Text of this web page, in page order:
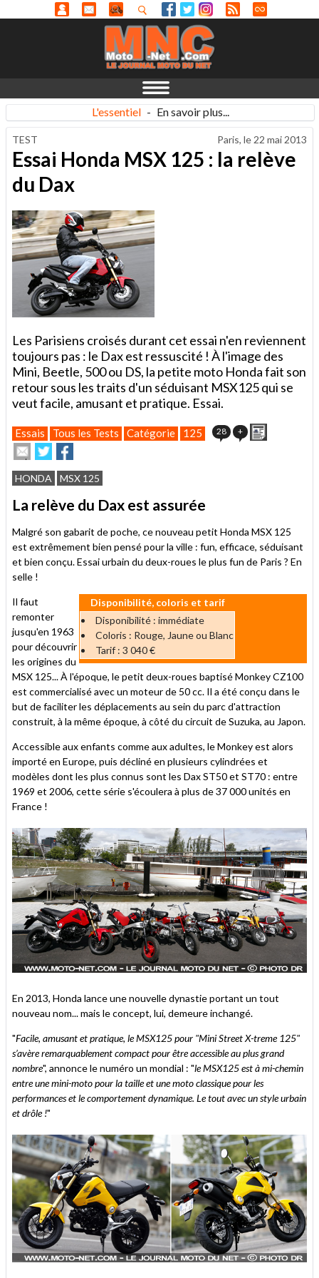
L'essentiel - En savoir plus...
TEST Paris, le 22 mai 2013
Essai Honda MSX 125 : la relève
du Dax
Les Parisiens croisés durant cet essai n'en reviennent
toujours pas : le Dax est ressuscité ! À l'image des
Mini, Beetle, 500 ou DS, la petite moto Honda fait son
retour sous les traits d'un séduisant MSX125 qui se
veut facile, amusant et pratique. Essai.
Essais Tous les Tests Catégorie 125 28 +
Envoyer
cet
article
à
un
ami
Partager
sur
Twitter
sur
Facebook
HONDA MSX 125
La relève du Dax est assurée
Malgré son gabarit de poche, ce nouveau petit Honda MSX 125
est extrêmement bien pensé pour la ville : fun, efficace, séduisant
et bien conçu. Essai urbain du deux-roues le plus fun de Paris ? En
selle !
Disponibilité, coloris et tarif
Disponibilité : immédiate
Coloris : Rouge, Jaune ou Blanc
Tarif : 3 040 €
Il faut
remonter
jusqu'en 1963
pour découvrir
les origines du
MSX 125... À l'époque, le petit deux-roues baptisé Monkey CZ100
est commercialisé avec un moteur de 50 cc. Il a été conçu dans le
but de faciliter les déplacements au sein du parc d'attraction
construit, à la même époque, à côté du circuit de Suzuka, au Japon.
Accessible aux enfants comme aux adultes, le Monkey est alors
importé en Europe, puis décliné en plusieurs cylindrées et
modèles dont les plus connus sont les Dax ST50 et ST70 : entre
1969 et 2006, cette série s'écoulera à plus de 37 000 unités en
France !
En 2013, Honda lance une nouvelle dynastie portant un tout
nouveau nom... mais le concept, lui, demeure inchangé.
"Facile, amusant et pratique, le MSX125 pour "Mini Street X-treme 125"
s’avère remarquablement compact pour être accessible au plus grand
nombre", annonce le numéro un mondial : "le MSX125 est à mi-chemin
entre une mini-moto pour la taille et une moto classique pour les
performances et le comportement dynamique. Le tout avec un style urbain
et drôle !"